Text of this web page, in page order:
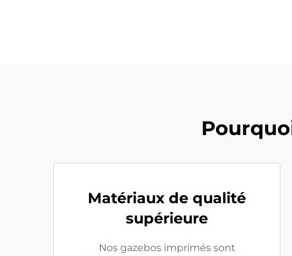
Matériaux de qualité
supérieure
Nos gazebos imprimés sont